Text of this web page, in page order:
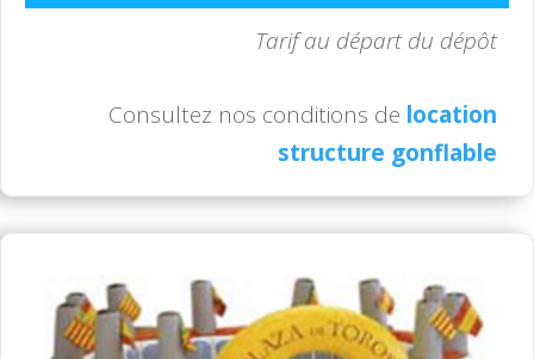
Tarif au départ du dépôt
Consultez nos conditions de location
structure gonflable